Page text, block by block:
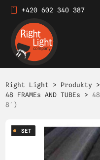
+420 602 340 387
Right Light > Produkty
48 FRAMEs AND TUBEs >
8′)
SET